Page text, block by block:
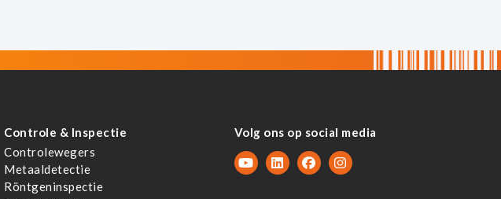
Controle & Inspectie
Controlewegers
Metaaldetectie
Röntgeninspectie
Volg ons op social media